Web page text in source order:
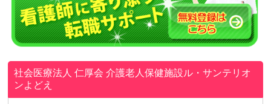
社会医療法人 仁厚会介護老人保健施設ル・サンテリオ
ンよどえ